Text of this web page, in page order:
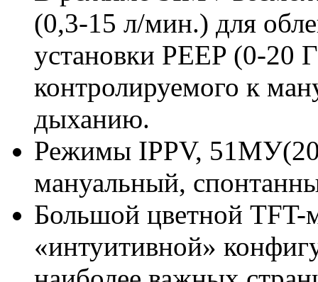
(0,3-15 л/мин.) для
установки PEEP (0-20
контролируемого к
дыханию.
Режимы IPPV,
мануальный,
Большой цветной TFT-
«интуитивной»